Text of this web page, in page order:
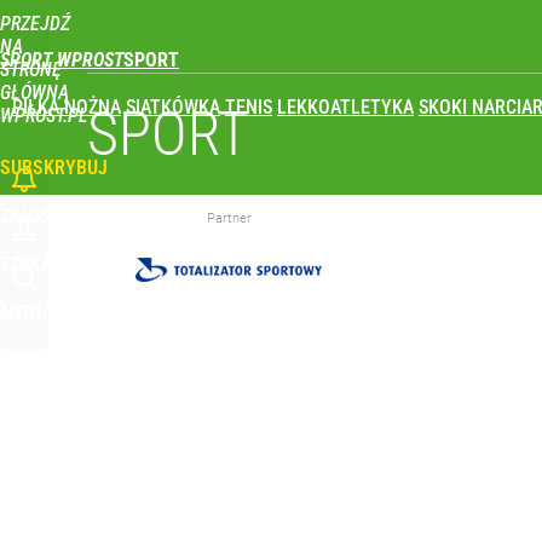
PRZEJDŹ
NA
STRONĘ
GŁÓWNĄ
WPROST.PL
SPORT WPROST
PIŁKA NOŻNA SIATKÓWKA TENIS LEKKOATLETYKA SKOKI
SUBSKRYBUJ
Polski finał w Warszawie! To będzie wielkie święto
Farmacja: wzrost pod presją. co czeka branżę do
SPORT
Partner